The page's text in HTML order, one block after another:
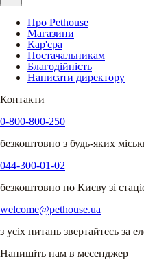
Про Pethouse
Магазини
Кар'єра
Постачальникам
Благодійність
Написати директору
Контакти
0-800-800-250
безкоштовно з будь-яких
044-300-01-02
безкоштовно по Києву зі
welcome@pethouse.ua
з усіх питань звертайтесь за
Напишіть нам в месенджер